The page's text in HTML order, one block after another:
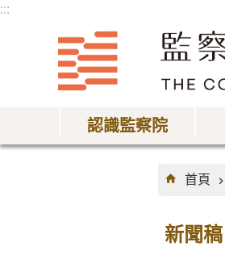
:::
認識監察院
:::
首頁
新聞稿